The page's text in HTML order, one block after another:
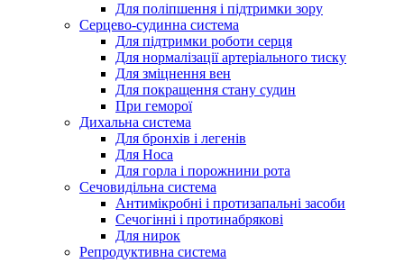
Для поліпшення і підтримки зору
Серцево-судинна система
Для підтримки роботи серця
Для нормалізації артеріального тиску
Для зміцнення вен
Для покращення стану судин
При геморої
Дихальна система
Для бронхів і легенів
Для Носа
Для горла і порожнини рота
Сечовидільна система
Антимікробні і протизапальні засоби
Сечогінні і протинабрякові
Для нирок
Репродуктивна система